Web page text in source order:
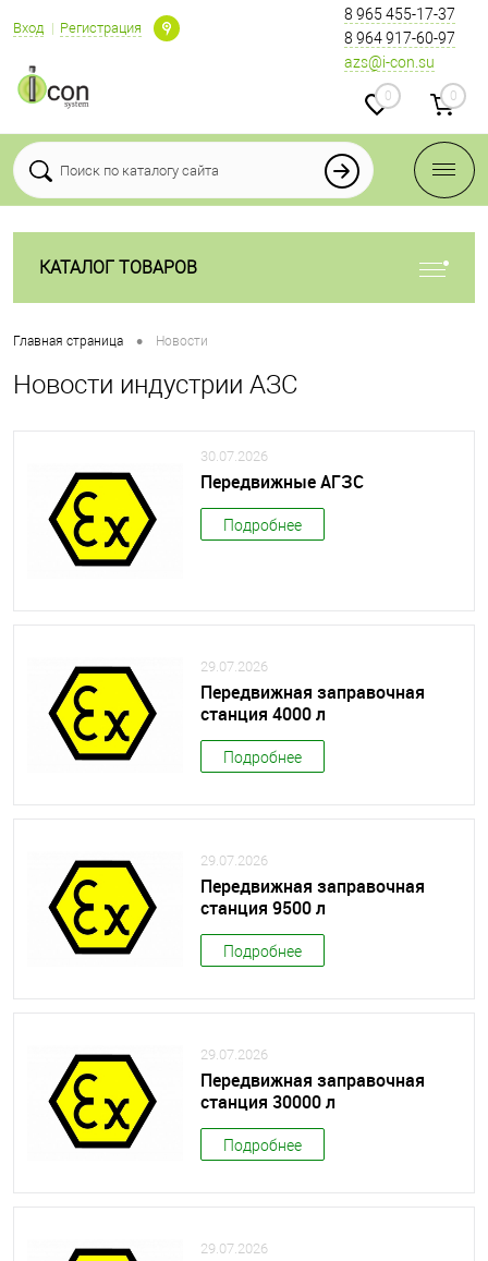
Вход Регистрация
8 965 455-17-37
8 964 917-60-97
azs@i-con.su
0 0
КАТАЛОГ ТОВАРОВ
Главная страница • Новости
Новости индустрии АЗС
30.07.2026
Передвижные АГЗС
Подробнее
29.07.2026
Передвижная заправочная
станция 4000 л
Подробнее
29.07.2026
Передвижная заправочная
станция 9500 л
Подробнее
29.07.2026
Передвижная заправочная
станция 30000 л
Подробнее
29.07.2026